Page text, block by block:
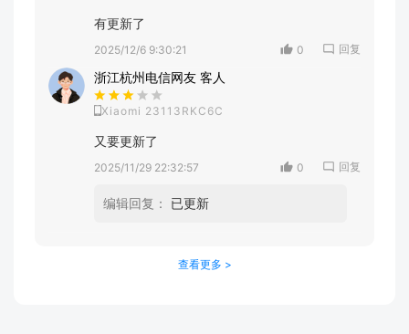
有更新了
2025/12/6 9:30:21 0 回复
浙江杭州电信网友 客人
Xiaomi 23113RKC6C
又要更新了
2025/11/29 22:32:57 0 回复
编辑回复： 已更新
查看更多 >